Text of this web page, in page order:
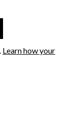
Learn how your